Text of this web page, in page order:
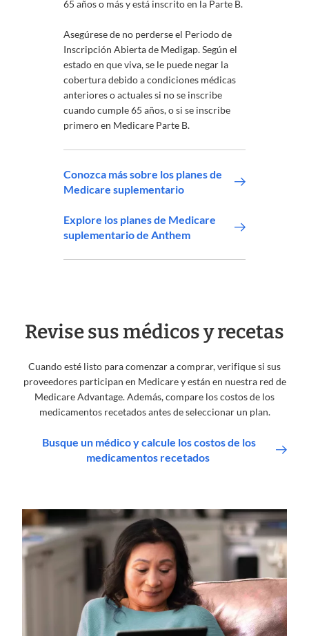
65 años o más y está inscrito en la Parte B.
Asegúrese de no perderse el Periodo de
Inscripción Abierta de Medigap. Según el
estado en que viva, se le puede negar la
cobertura debido a condiciones médicas
anteriores o actuales si no se inscribe
cuando cumple 65 años, o si se inscribe
primero en Medicare Parte B.
Conozca más sobre los planes de
Medicare suplementario
Explore los planes de Medicare
suplementario de Anthem
Revise sus médicos y recetas
Cuando esté listo para comenzar a comprar, verifique si sus
proveedores participan en Medicare y están en nuestra red de
Medicare Advantage. Además, compare los costos de los
medicamentos recetados antes de seleccionar un plan.
Busque un médico y calcule los costos de los
medicamentos recetados